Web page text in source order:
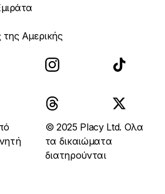
της Αμερικής
© 2025 Placy Ltd. Ολα
τα δικαιώματα
διατηρούνται